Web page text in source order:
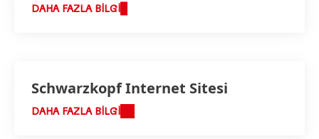
DAHA FAZLA BILGI
Schwarzkopf Internet Sitesi
DAHA FAZLA BILGI